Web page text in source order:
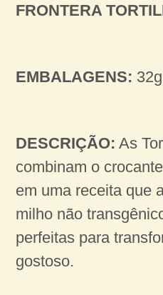
FRONTERA
EMBALAGENS:
DESCRIÇÃO: As
combinam o
em uma receita que
milho não
perfeitas para
gostoso.